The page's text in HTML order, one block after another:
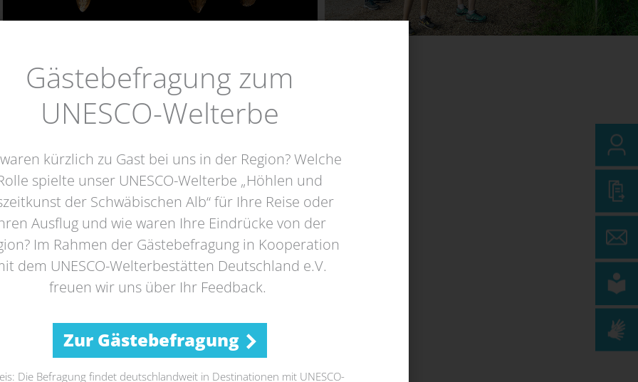
Gästebefragung zum
UNESCO-Welterbe
kürzlich zu Gast bei uns in der Region? Welche
spielte unser UNESCO-Welterbe „Höhlen und
der Schwäbischen Alb“ für Ihre Reise oder
Ausflug und wie waren Ihre Eindrücke von der
Im Rahmen der Gästebefragung in Kooperation
dem UNESCO-Welterbestätten Deutschland e.V.
freuen wir uns über Ihr Feedback.
Zur Gästebefragung
Die Befragung findet deutschlandweit in Destinationen mit UNESCO-